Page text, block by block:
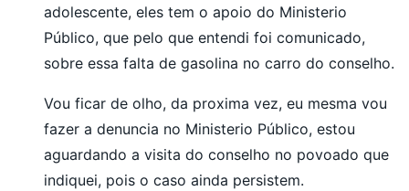
adolescente, eles tem o apoio do Ministerio
Público, que pelo que entendi foi comunicado,
sobre essa falta de gasolina no carro do conselho.
Vou ficar de olho, da proxima vez, eu mesma vou
fazer a denuncia no Ministerio Público, estou
aguardando a visita do conselho no povoado que
indiquei, pois o caso ainda persistem.